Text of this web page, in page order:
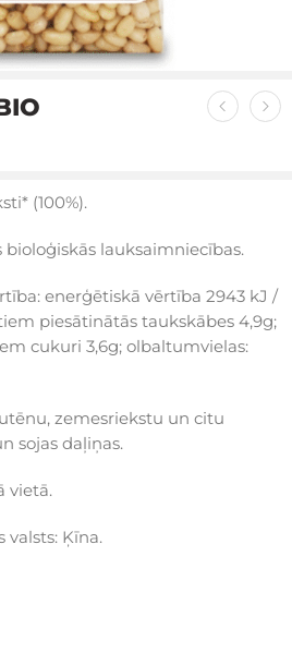
(100%).
lauksaimniecības.
enerģētiskā vērtība 2943 kJ /
piesātinātās taukskābes 4,9g;
cukuri 3,6g; olbaltumvielas:
zemesriekstu un citu
sojas daļiņas.
vietā.
valsts: Ķīna.